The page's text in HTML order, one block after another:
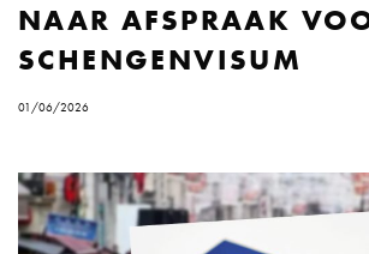
NAAR AFSPRAAK
SCHENGENVISUM
01/06/2026